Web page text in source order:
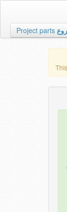
Project parts